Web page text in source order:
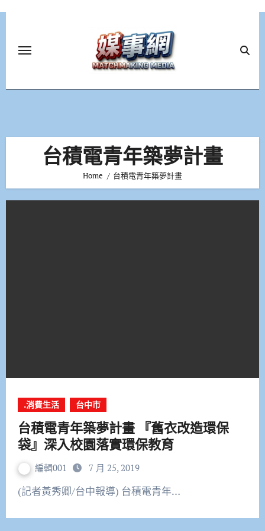
台積電青年築夢計畫
Home 台積電青年築夢計畫
.消費生活 台中市
台積電青年築夢計畫 『舊衣改造環保
袋』深入校園落實環保教育
編輯001 7 月 25, 2019
(記者黃秀卿/台中報導) 台積電青年…